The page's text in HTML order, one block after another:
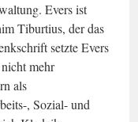
Evers ist
Tiburtius, der das
setzte Evers
mehr
als
, Sozial- und